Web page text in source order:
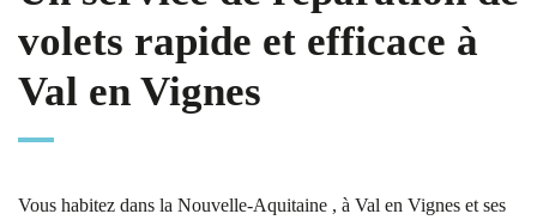
volets rapide et efficace à
Val en Vignes
Vous habitez dans la Nouvelle-Aquitaine , à Val en Vignes et ses